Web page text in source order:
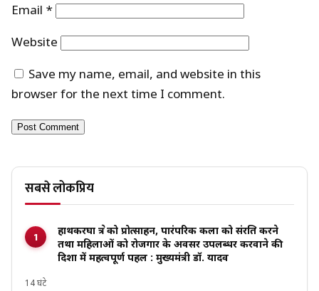
Email *
Website
Save my name, email, and website in this
browser for the next time I comment.
सबसे लोकप्रिय
हाथकरघा क्षेत्र को प्रोत्साहन, पारंपरिक कला को संरक्षित करने
तथा महिलाओं को रोजगार के अवसर उपलब्धर करवाने की
दिशा में महत्वपूर्ण पहल : मुख्यमंत्री डॉ. यादव
14 घंटे